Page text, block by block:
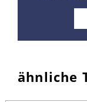
ähnliche